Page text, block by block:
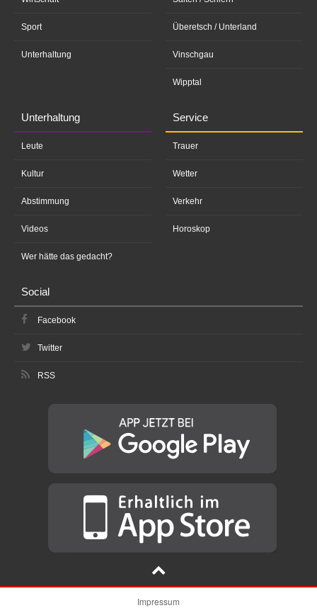
Sport
Unterhaltung
Überetsch / Unterland
Vinschgau
Wipptal
Unterhaltung
Leute
Kultur
Abstimmung
Videos
Wer hätte das gedacht?
Service
Trauer
Wetter
Verkehr
Horoskop
Social
Facebook
Twitter
RSS
Impressum